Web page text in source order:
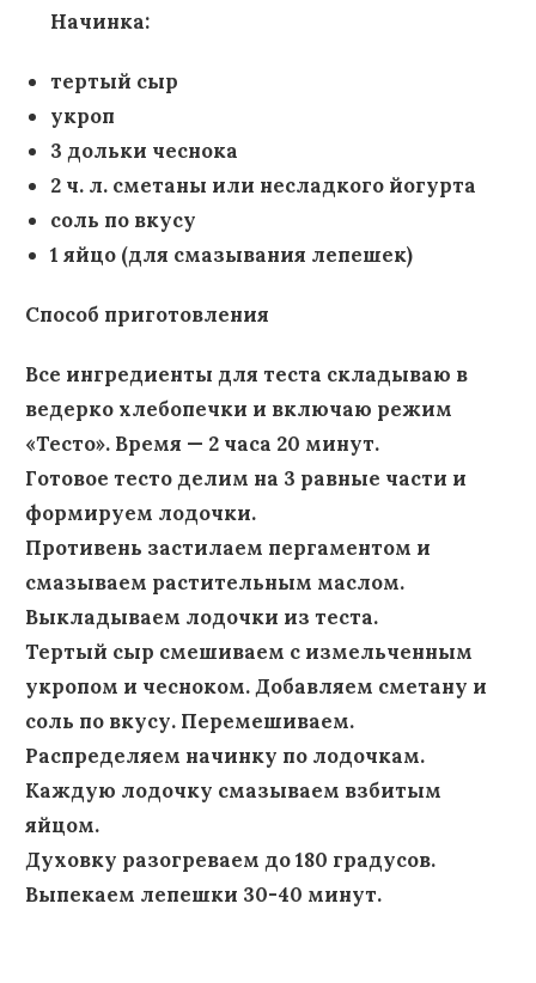
Начинка:
тертый сыр
укроп
3 дольки чеснока
2 ч. л. сметаны или несладкого йогурта
соль по вкусу
1 яйцо (для смазывания лепешек)
Способ приготовления
Все ингредиенты для теста складываю в
ведерко хлебопечки и включаю режим
«Тесто». Время — 2 часа 20 минут.
Готовое тесто делим на 3 равные части и
формируем лодочки.
Противень застилаем пергаментом и
смазываем растительным маслом.
Выкладываем лодочки из теста.
Тертый сыр смешиваем с измельченным
укропом и чесноком. Добавляем сметану и
соль по вкусу. Перемешиваем.
Распределяем начинку по лодочкам.
Каждую лодочку смазываем взбитым
яйцом.
Духовку разогреваем до 180 градусов.
Выпекаем лепешки 30-40 минут.